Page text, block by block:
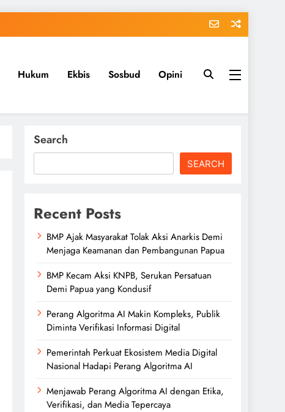
Hukum Ekbis Sosbud Opini
Search
SEARCH
Recent Posts
BMP Ajak Masyarakat Tolak Aksi Anarkis Demi
Menjaga Keamanan dan Pembangunan Papua
BMP Kecam Aksi KNPB, Serukan Persatuan
Demi Papua yang Kondusif
Perang Algoritma AI Makin Kompleks, Publik
Diminta Verifikasi Informasi Digital
Pemerintah Perkuat Ekosistem Media Digital
Nasional Hadapi Perang Algoritma AI
Menjawab Perang Algoritma AI dengan Etika,
Verifikasi, dan Media Tepercaya